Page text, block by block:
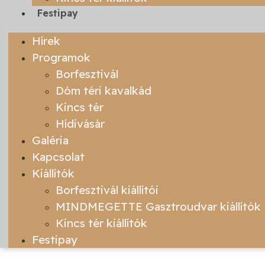
Festipay
Hírek
Programok
Borfesztivál
Dóm téri kavalkád
Kincs tér
Hídivásár
Galéria
Kapcsolat
Kiállítók
Borfesztivál kiállítói
MINDMEGETTE Gasztroudvar kiállítók
Kincs tér kiállítók
Festipay